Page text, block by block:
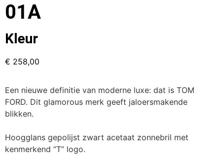
01A
Kleur
€ 258,00
Een nieuwe definitie van moderne luxe: dat is TOM
FORD. Dit glamorous merk geeft jaloersmakende
blikken.
Hoogglans gepolijst zwart acetaat zonnebril met
kenmerkend “T” logo.